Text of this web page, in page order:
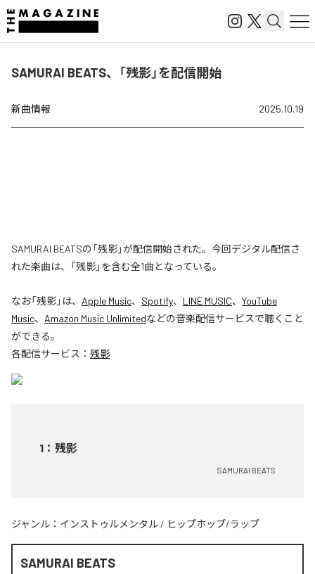
SAMURAI BEATS、「残影」を配信開始
新曲情報 2025.10.19
SAMURAI BEATSの「残影」が配信開始された。今回デジタル配信さ
れた楽曲は、「残影」を含む全1曲となっている。
なお「残影」は、 Apple Music、 Spotify、 LINE MUSIC、 YouTube
Music、 Amazon Music Unlimitedなどの音楽配信サービスで聴くこと
ができる。
各配信サービス： 残影
1 ： 残影
SAMURAI BEATS
ジャンル： インストゥルメンタル / ヒップホップ/ラップ
SAMURAI BEATS